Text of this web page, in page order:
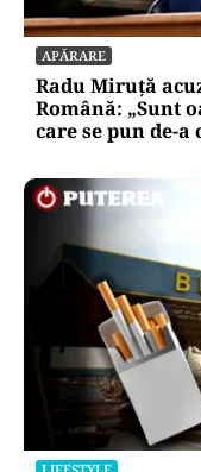
APĂRARE
Radu Miruță
Română: „Sunt
care se pun de-a